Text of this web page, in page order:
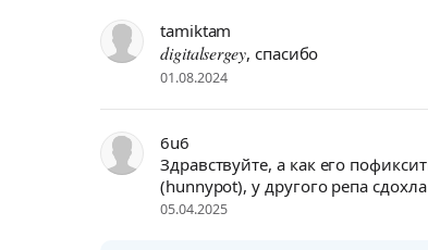
tamiktam
digitalsergey, спасибо
01.08.2024
6u6
Здравствуйте, а как его
(hunnypot), у другого репа
05.04.2025